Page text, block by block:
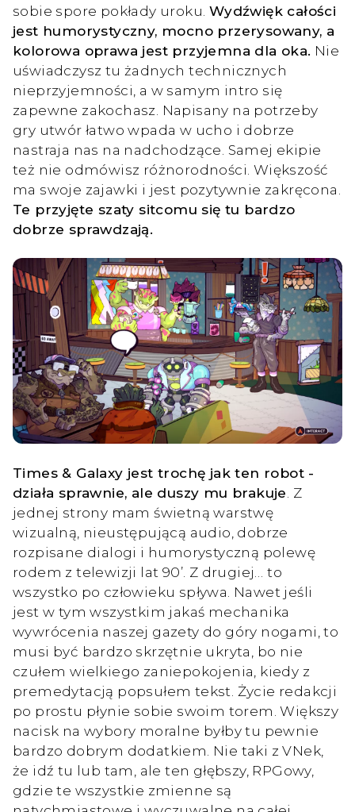
sobie spore pokłady uroku. Wydźwięk całości
jest humorystyczny, mocno przerysowany, a
kolorowa oprawa jest przyjemna dla oka. Nie
uświadczysz tu żadnych technicznych
nieprzyjemności, a w samym intro się
zapewne zakochasz. Napisany na potrzeby
gry utwór łatwo wpada w ucho i dobrze
nastraja nas na nadchodzące. Samej ekipie
też nie odmówisz różnorodności. Większość
ma swoje zajawki i jest pozytywnie zakręcona.
Te przyjęte szaty sitcomu się tu bardzo
dobrze sprawdzają.
Times & Galaxy jest trochę jak ten robot -
działa sprawnie, ale duszy mu brakuje . Z
jednej strony mam świetną warstwę
wizualną, nieustępującą audio, dobrze
rozpisane dialogi i humorystyczną polewę
rodem z telewizji lat 90’. Z drugiej… to
wszystko po człowieku spływa. Nawet jeśli
jest w tym wszystkim jakaś mechanika
wywrócenia naszej gazety do góry nogami, to
musi być bardzo skrzętnie ukryta, bo nie
czułem wielkiego zaniepokojenia, kiedy z
premedytacją popsułem tekst. Życie redakcji
po prostu płynie sobie swoim torem. Większy
nacisk na wybory moralne byłby tu pewnie
bardzo dobrym dodatkiem. Nie taki z VNek,
że idź tu lub tam, ale ten głębszy, RPGowy,
gdzie te wszystkie zmienne są